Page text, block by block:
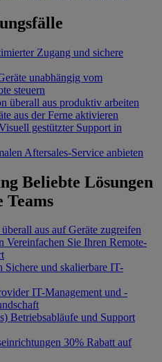
Zugang und sichere
unabhängig vom
steuern
überall aus produktiv arbeiten
aus der Ferne aktivieren
gestützter Support in
Aftersales-Service anbieten
Beliebte Lösungen
Teams
aus auf Geräte zugreifen
Vereinfachen Sie Ihren Remote-
Sichere und skalierbare IT-
IT-Management und -
Betriebsabläufe und Support
30% Rabatt auf